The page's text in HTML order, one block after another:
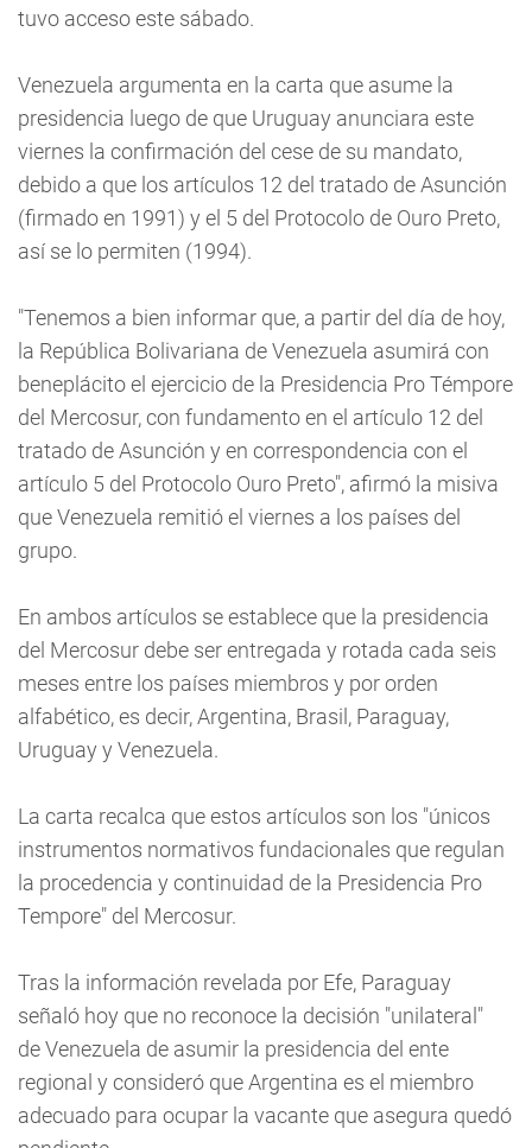
tuvo acceso este sábado.
Venezuela argumenta en la carta que asume la
presidencia luego de que Uruguay anunciara este
viernes la confirmación del cese de su mandato,
debido a que los artículos 12 del tratado de Asunción
(firmado en 1991) y el 5 del Protocolo de Ouro Preto,
así se lo permiten (1994).
"Tenemos a bien informar que, a partir del día de hoy,
la República Bolivariana de Venezuela asumirá con
beneplácito el ejercicio de la Presidencia Pro Témpore
del Mercosur, con fundamento en el artículo 12 del
tratado de Asunción y en correspondencia con el
artículo 5 del Protocolo Ouro Preto", afirmó la misiva
que Venezuela remitió el viernes a los países del
grupo.
En ambos artículos se establece que la presidencia
del Mercosur debe ser entregada y rotada cada seis
meses entre los países miembros y por orden
alfabético, es decir, Argentina, Brasil, Paraguay,
Uruguay y Venezuela.
La carta recalca que estos artículos son los "únicos
instrumentos normativos fundacionales que regulan
la procedencia y continuidad de la Presidencia Pro
Tempore" del Mercosur.
Tras la información revelada por Efe, Paraguay
señaló hoy que no reconoce la decisión "unilateral"
de Venezuela de asumir la presidencia del ente
regional y consideró que Argentina es el miembro
adecuado para ocupar la vacante que asegura quedó